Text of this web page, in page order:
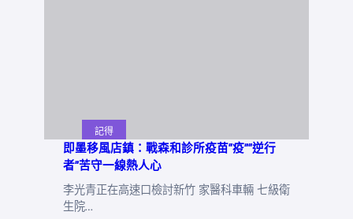
記得
即墨移風店鎮：戰森和診所疫苗“疫”“逆行
者”苦守一線熱人心
李光青正在高速口檢討新竹 家醫科車輛 七級衛
生院…